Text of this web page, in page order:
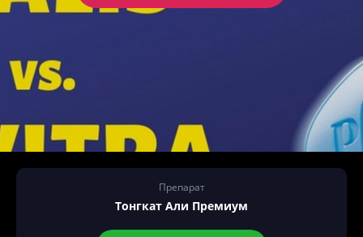
Препарат
Тонгкат Али Премиум